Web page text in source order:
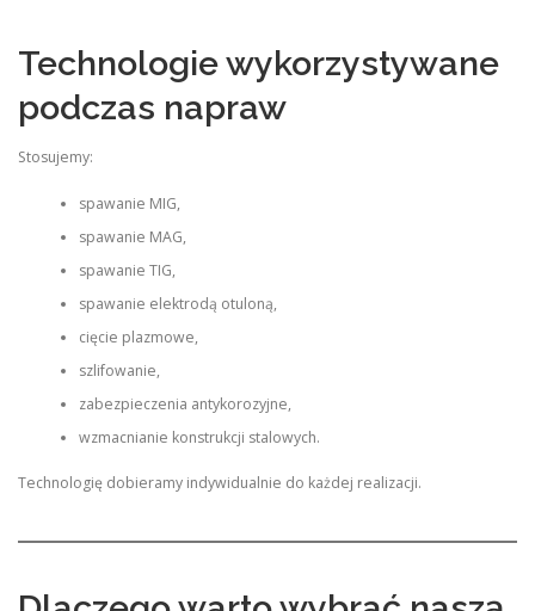
Technologie wykorzystywane
podczas napraw
Stosujemy:
spawanie MIG,
spawanie MAG,
spawanie TIG,
spawanie elektrodą otuloną,
cięcie plazmowe,
szlifowanie,
zabezpieczenia antykorozyjne,
wzmacnianie konstrukcji stalowych.
Technologię dobieramy indywidualnie do każdej realizacji.